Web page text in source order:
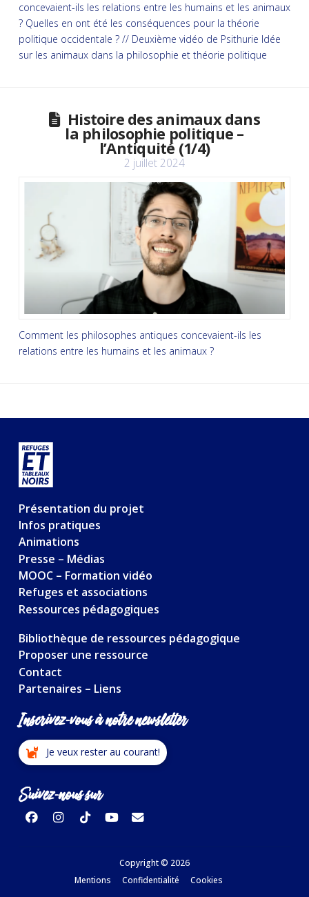
concevaient-ils les relations entre les humains et les animaux
? Quelles en ont été les conséquences pour la théorie
politique occidentale ? // Deuxième vidéo de Psithurie Idée
sur les animaux dans la philosophie et théorie politique
Histoire des animaux dans
la philosophie politique –
l’Antiquité (1/4)
2 juillet 2024
Comment les philosophes antiques concevaient-ils les
relations entre les humains et les animaux ?
Présentation du projet
Infos pratiques
Animations
Presse – Médias
MOOC – Formation vidéo
Refuges et associations
Ressources pédagogiques
Bibliothèque de ressources pédagogique
Proposer une ressource
Contact
Partenaires – Liens
Inscrivez-vous à notre newsletter
Je veux rester au courant!
Suivez-nous sur
Copyright © 2026
Mentions
Confidentialité Cookies